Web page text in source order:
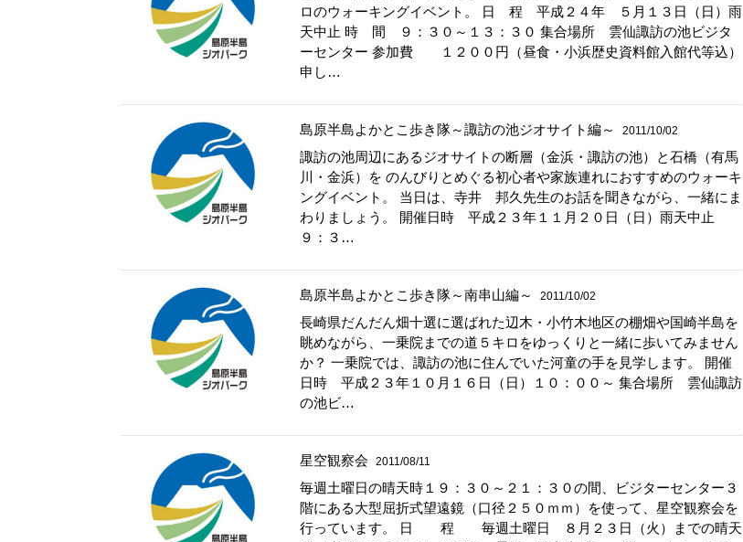
ロのウォーキングイベント。 日 程 平成２４年 ５月１３日（日）雨
天中止 時 間 ９：３０～１３：３０ 集合場所 雲仙諏訪の池ビジタ
ーセンター 参加費 １２００円（昼食・小浜歴史資料館入館代等込）
申し…
島原半島よかとこ歩き隊～諏訪の池ジオサイト編～ 2011/10/02
諏訪の池周辺にあるジオサイトの断層（金浜・諏訪の池）と石橋（有馬
川・金浜）を のんびりとめぐる初心者や家族連れにおすすめのウォーキ
ングイベント。 当日は、寺井 邦久先生のお話を聞きながら、一緒にま
わりましょう。 開催日時 平成２３年１１月２０日（日）雨天中止
９：３…
島原半島よかとこ歩き隊～南串山編～ 2011/10/02
長崎県だんだん畑十選に選ばれた辺木・小竹木地区の棚畑や国崎半島を
眺めながら、一乗院までの道５キロをゆっくりと一緒に歩いてみません
か？ 一乗院では、諏訪の池に住んでいた河童の手を見学します。 開催
日時 平成２３年１０月１６日（日）１０：００～ 集合場所 雲仙諏訪
の池ビ…
星空観察会 2011/08/11
毎週土曜日の晴天時１９：３０～２１：３０の間、ビジターセンター３
階にある大型屈折式望遠鏡（口径２５０ｍｍ）を使って、星空観察会を
行っています。 日 程 毎週土曜日 ８月２３日（火）までの晴天